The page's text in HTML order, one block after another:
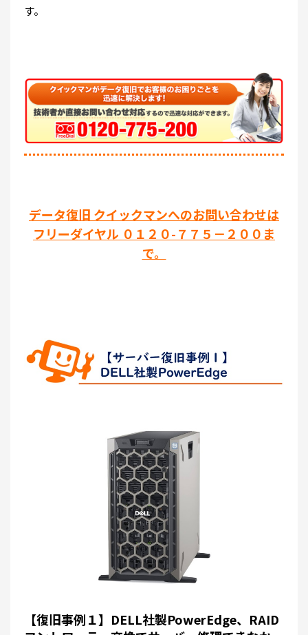
す。
データ復旧 クイックマンへのお問い合わせは
フリーダイヤル ０１２０-７７５－２００ま
で。
【復旧事例１】DELL社製PowerEdge、RAID